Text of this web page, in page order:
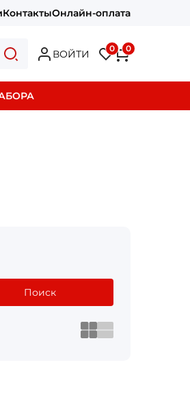
КонтактыОнлайн-оплата
ВОЙТИ 0 0
Поиск